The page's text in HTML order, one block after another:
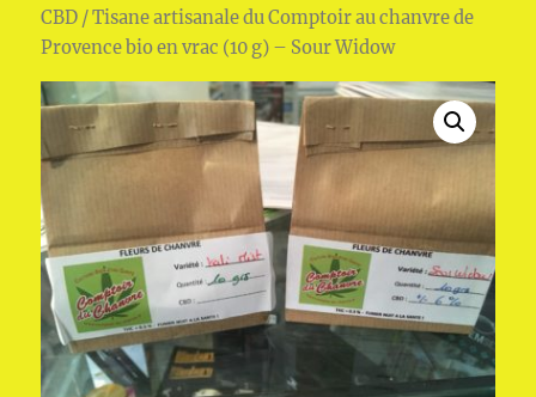
CBD / Tisane artisanale du Comptoir au chanvre de
Provence bio en vrac (10 g) – Sour Widow